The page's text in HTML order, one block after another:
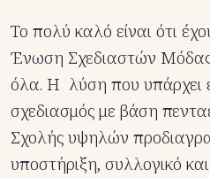
Το πολύ καλό είναι ότι
Ένωση Σχεδιαστών Μόδας
όλα. Η λύση που υπάρχει
σχεδιασμός με βάση
Σχολής υψηλών
υποστήριξη, συλλογικό